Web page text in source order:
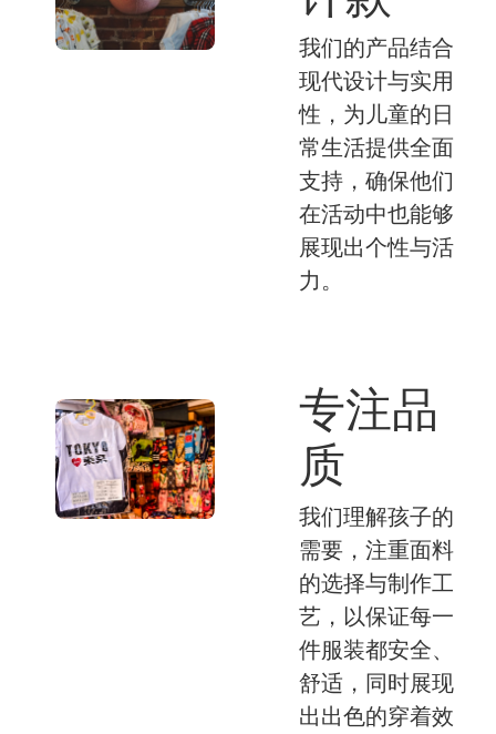
我们的产品结合
现代设计与实用
性，为儿童的日
常生活提供全面
支持，确保他们
在活动中也能够
展现出个性与活
力。
专注品
质
我们理解孩子的
需要，注重面料
的选择与制作工
艺，以保证每一
件服装都安全、
舒适，同时展现
出出色的穿着效